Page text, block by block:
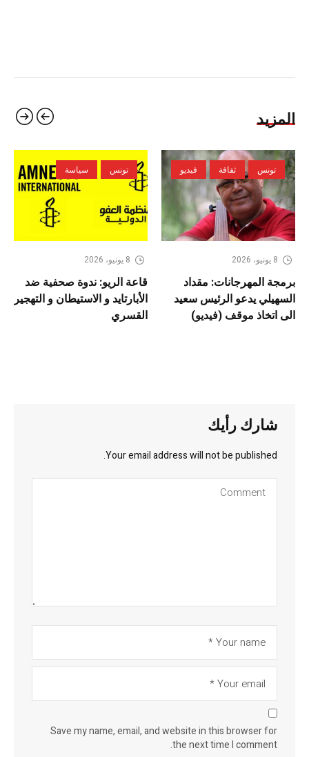
المزيد
تونس ثقافة فيديو
8 يونيو، 2026
برمجة المهرجانات: مقداد
السهيلي يدعو الرئيس سعيد
الى اتخاذ موقف (فيديو)
تونس سياسة
8 يونيو، 2026
قاعة الريو: ندوة صحفية ضد
الأبارتايد و الاستيطان و التهجير
القسري
شارك رأيك
Your email address will not be published.
Save my name, email, and website in this browser for
the next time I comment.